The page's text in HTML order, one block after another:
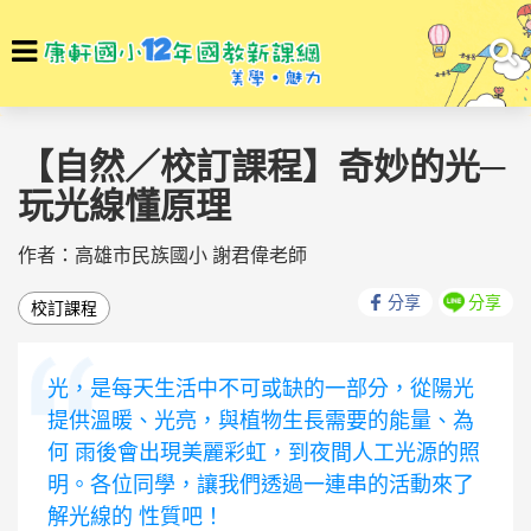
選
【自然／校訂課程】奇妙的光─
玩光線懂原理
作者：⾼雄市⺠族國⼩ 謝君偉老師
分享 分享
校訂課程
光，是每天⽣活中不可或缺的⼀部分，從陽光
提供溫暖、光亮，與植物⽣⻑需要的能量、為
何 雨後會出現美麗彩虹，到夜間⼈⼯光源的照
明。各位同學，讓我們透過⼀連串的活動來了
解光線的 性質吧！